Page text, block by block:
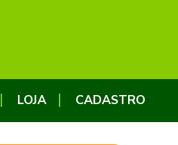
LOJA CADASTRO